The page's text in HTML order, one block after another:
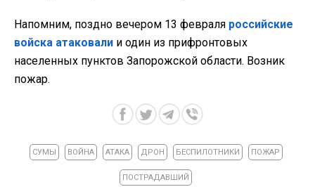
Напомним, поздно вечером 13 февраля российские
войска атаковали и один из прифронтовых
населенных пунктов Запорожской области. Возник
пожар.
СУМЫ ВОЙНА АТАКА ДРОН БЕСПИЛОТНИКИ ПОЖАР
ПОСТРАДАВШИЙ